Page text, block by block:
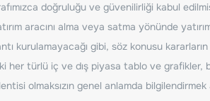
doğruluğu ve güvenilirliği kabul edilmiş
aracını alma veya satma yönünde
kurulamayacağı gibi, söz konusu
her türlü iç ve dış piyasa tablo ve
olmaksızın genel anlamda